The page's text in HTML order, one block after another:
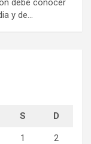
debe conocer
y de…
S D
1 2